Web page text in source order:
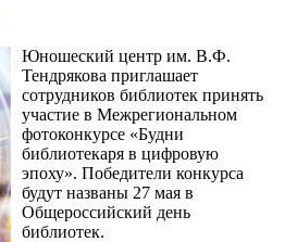
Юношеский центр им. В.Ф.
Тендрякова приглашает
сотрудников библиотек принять
участие в Межрегиональном
фотоконкурсе «Будни
библиотекаря в цифровую
эпоху». Победители конкурса
будут названы 27 мая в
Общероссийский день
библиотек.